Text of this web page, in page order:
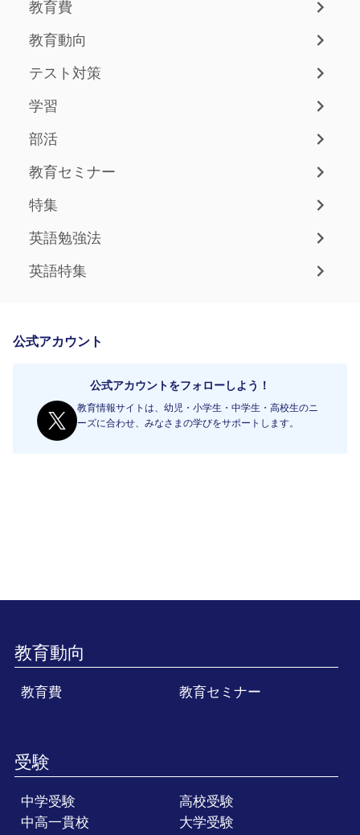
教育費
教育動向
テスト対策
学習
部活
教育セミナー
特集
英語勉強法
英語特集
公式アカウント
公式アカウントをフォローしよう！
教育情報サイトは、幼児・小学生・中学生・高校生のニ
ーズに合わせ、みなさまの学びをサポートします。
教育動向
教育費 教育セミナー
受験
中学受験
高校受験
中高一貫校
大学受験